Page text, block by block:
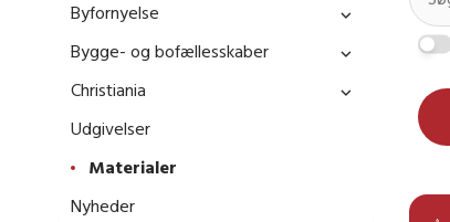
Byfornyelse
Bygge- og bofællesskaber
Christiania
Udgivelser
Materialer
Nyheder